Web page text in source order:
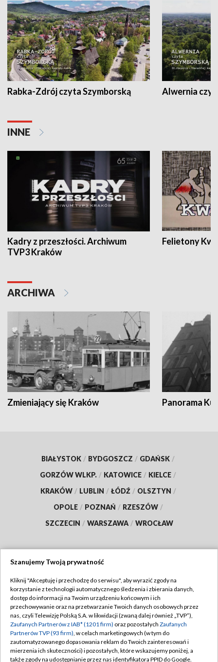
Rabka-Zdrój czyta Szymborską Alwernia
INNE
Kadry z przeszłości. Archiwum
TVP3 Kraków
Felietony
ARCHIWA
Zmieniający się Kraków Panorama
BIAŁYSTOK / BYDGOSZCZ / GDAŃSK /
GORZÓW WLKP. / KATOWICE / KIELCE /
KRAKÓW / LUBLIN / ŁÓDŹ / OLSZTYN /
OPOLE / POZNAŃ / RZESZÓW /
SZCZECIN / WARSZAWA / WROCŁAW
TVP
Abonament TVP
Emisja w TVP
Centrum informacji TVP
Naziemna Telewizja Cyfrowa
Regulamin TVP
Polityka prywatności
Moje zgody
Pomoc
Szanujemy Twoją prywatność
Kliknij "Akceptuję i przechodzę do serwisu", aby wyrazić zgody na
korzystanie z technologii automatycznego śledzenia i zbierania danych,
dostęp do informacji na Twoim urządzeniu końcowym i ich
przechowywanie oraz na przetwarzanie Twoich danych osobowych przez
nas, czyli Telewizję Polską S.A. w likwidacji (zwaną dalej również „TVP”),
Zaufanych Partnerów z IAB* (1201 firm) oraz pozostałych Zaufanych
Partnerów TVP (93 firm), w celach marketingowych (w tym do
zautomatyzowanego dopasowania reklam do Twoich zainteresowań i
mierzenia ich skuteczności) i pozostałych, które wskazujemy poniżej, a
także zgody na udostępnianie przez nas identyfikatora PPID do Google.